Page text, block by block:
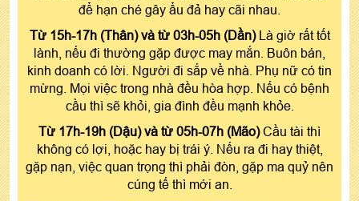
để hạn ché gây ẩu đả hay cãi nhau.
Từ 15h-17h (Thân) và từ 03h-05h (Dần) Là giờ rất tốt
lành, nếu đi thường gặp được may mắn. Buôn bán,
kinh doanh có lời. Người đi sắp về nhà. Phụ nữ có tin
mừng. Mọi việc trong nhà đều hòa hợp. Nếu có bệnh
cầu thì sẽ khỏi, gia đình đều mạnh khỏe.
Từ 17h-19h (Dậu) và từ 05h-07h (Mão) Cầu tài thì
không có lợi, hoặc hay bị trái ý. Nếu ra đi hay thiệt,
gặp nạn, việc quan trọng thì phải đòn, gặp ma quỷ nên
cúng tế thì mới an.